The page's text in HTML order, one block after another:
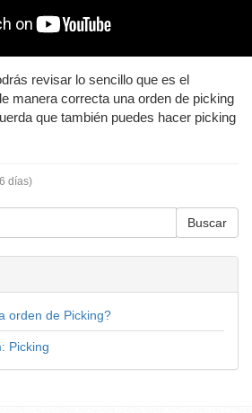
revisar lo sencillo que es el
manera correcta una orden de picking
que también puedes hacer picking
dí­as)
orden de Picking?
Picking